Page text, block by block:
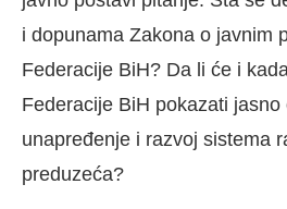
i dopunama Zakona o javnim
Federacije BiH? Da li će i
Federacije BiH pokazati
unapređenje i razvoj sistema
preduzeća?